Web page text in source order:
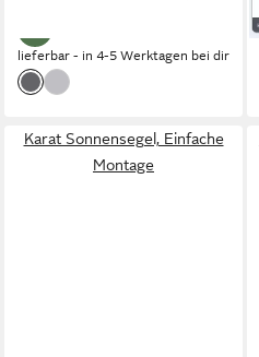
lieferbar - in 4-5 Werktagen bei dir
Karat Sonnensegel, Einfache
Montage